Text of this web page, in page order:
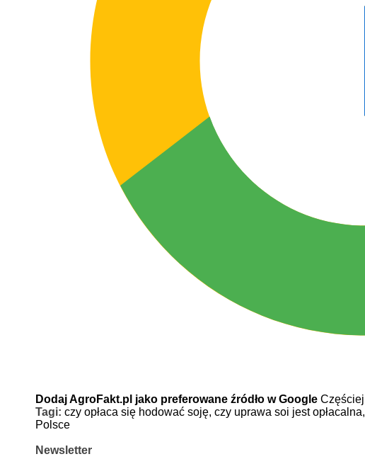
Dodaj AgroFakt.pl jako preferowane źródło w Google
Tagi: czy opłaca się hodować soję, czy uprawa soi jest opłacalna,
Polsce
Newsletter